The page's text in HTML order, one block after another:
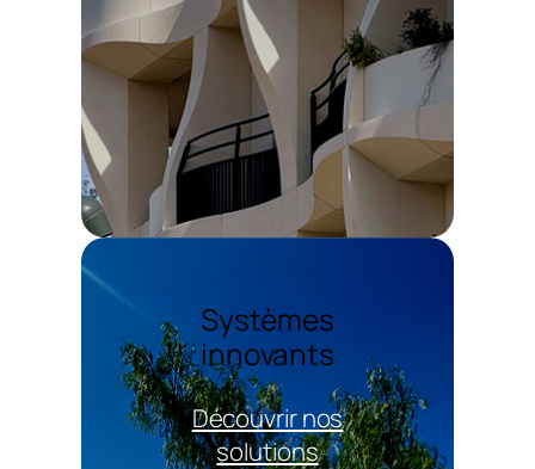
Systèmes
innovants
Découvrir nos
solutions